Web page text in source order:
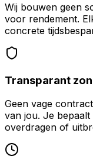
Wij bouwen geen
voor rendement.
concrete
Transparant
Geen vage
van jou. Je
overdragen of